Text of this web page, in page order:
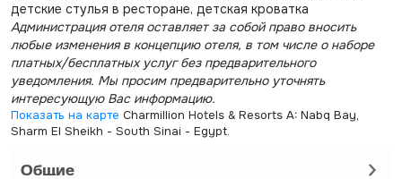
детские стулья в ресторане, детская кроватка
Администрация отеля оставляет за собой право вносить
любые изменения в концепцию отеля, в том числе о наборе
платных/бесплатных услуг без предварительного
уведомления. Мы просим предварительно уточнять
интересующую Вас информацию.
Показать на карте Charmillion Hotels & Resorts A: Nabq Bay,
Sharm El Sheikh - South Sinai - Egypt.
Общие